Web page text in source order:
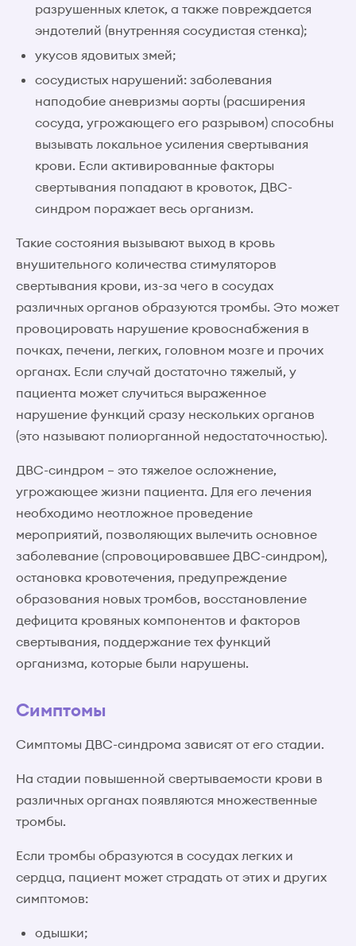
разрушенных клеток, а также повреждается
эндотелий (внутренняя сосудистая стенка);
укусов ядовитых змей;
сосудистых нарушений: заболевания
наподобие аневризмы аорты (расширения
сосуда, угрожающего его разрывом) способны
вызывать локальное усиления свертывания
крови. Если активированные факторы
свертывания попадают в кровоток, ДВС-
синдром поражает весь организм.
Такие состояния вызывают выход в кровь
внушительного количества стимуляторов
свертывания крови, из-за чего в сосудах
различных органов образуются тромбы. Это может
провоцировать нарушение кровоснабжения в
почках, печени, легких, головном мозге и прочих
органах. Если случай достаточно тяжелый, у
пациента может случиться выраженное
нарушение функций сразу нескольких органов
(это называют полиорганной недостаточностью).
ДВС-синдром – это тяжелое осложнение,
угрожающее жизни пациента. Для его лечения
необходимо неотложное проведение
мероприятий, позволяющих вылечить основное
заболевание (спровоцировавшее ДВС-синдром),
остановка кровотечения, предупреждение
образования новых тромбов, восстановление
дефицита кровяных компонентов и факторов
свертывания, поддержание тех функций
организма, которые были нарушены.
Симптомы
Симптомы ДВС-синдрома зависят от его стадии.
На стадии повышенной свертываемости крови в
различных органах появляются множественные
тромбы.
Если тромбы образуются в сосудах легких и
сердца, пациент может страдать от этих и других
симптомов:
одышки;